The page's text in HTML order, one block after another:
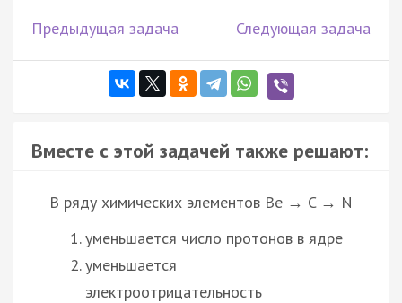
Предыдущая задача Следующая задача
Вместе с этой задачей также решают:
В ряду химических элементов Be → C → N
уменьшается число протонов в ядре
уменьшается
электроотрицательность